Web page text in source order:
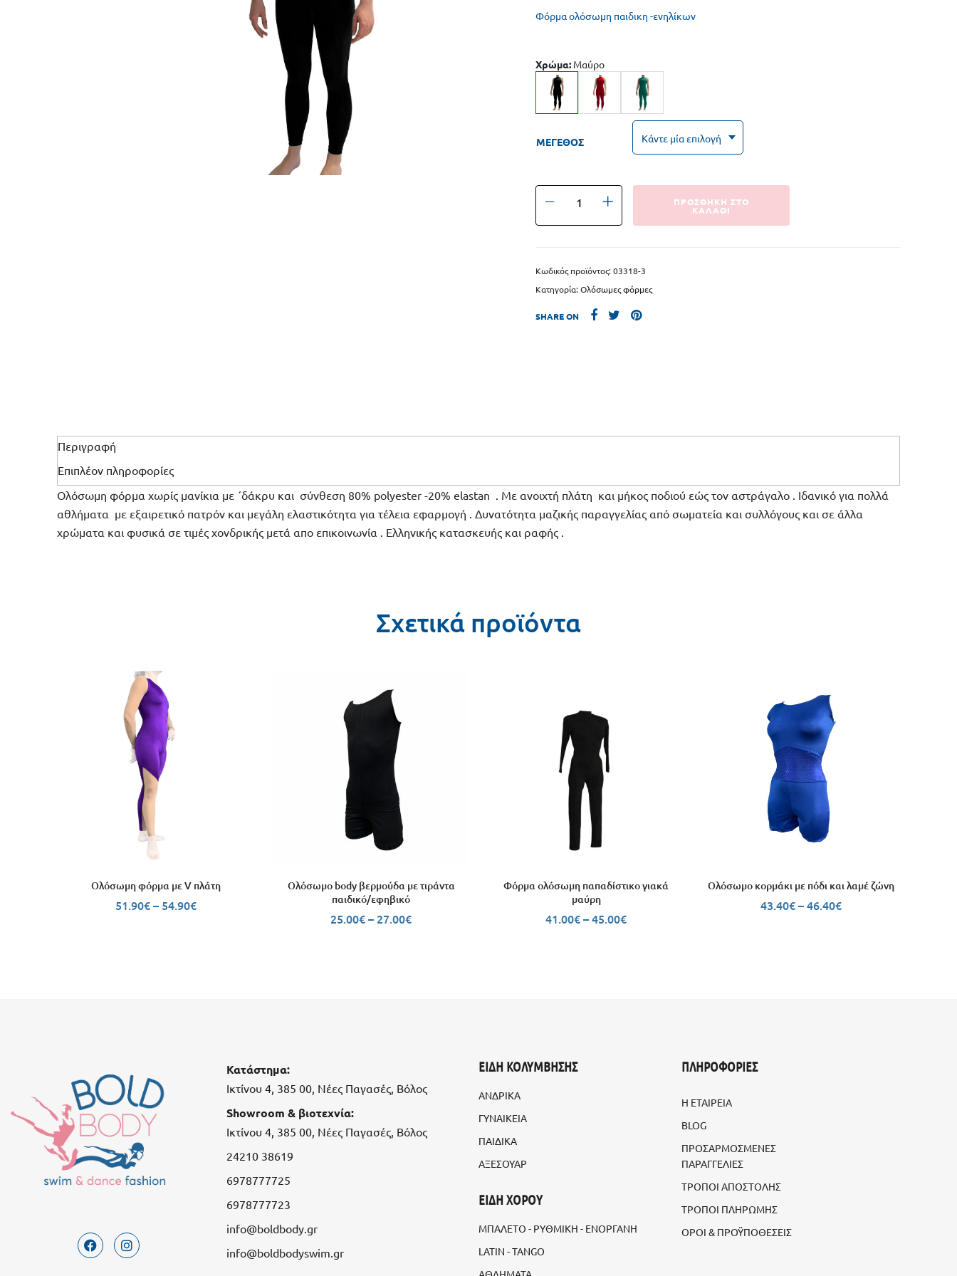
Μαγιό Πάλης – Κωπηλατικά
Baby Swim
Βατραχοπέδιλα
Φόρμα ολόσωμη παιδικη -ενηλίκων
Χρώμα: Μαύρο
ΜΕΓΕΘΟΣ
ΠΡΟΣΘΗΚΗ ΣΤΟ
ΚΑΛΑΘΙ
Κωδικός προϊόντος:03318-3
Κατηγορία:Ολόσωμες φόρμες
SHARE ON
Περιγραφή
Επιπλέον πληροφορίες
Ολόσωμη φόρμα χωρίς μανίκια με ΄δάκρυ και σύνθεση 80% polyester -20% elastan . Με ανοιχτή πλάτη και μήκος ποδιού εώς τον αστράγαλο . Ιδανικό για πολλά
αθλήματα με εξαιρετικό πατρόν και μεγάλη ελαστικότητα για τέλεια εφαρμογή . Δυνατότητα μαζικής παραγγελίας από σωματεία και συλλόγους και σε άλλα
χρώματα και φυσικά σε τιμές χονδρικής μετά απο επικοινωνία . Ελληνικής κατασκευής και ραφής .
Σχετικά προϊόντα
Ολόσωμη φόρμα με V πλάτη
51.90€– 54.90€
Ολόσωμο body βερμούδα με τιράντα
παιδικό/εφηβικό
25.00€– 27.00€
Φόρμα ολόσωμη παπαδίστικο γιακά
μαύρη
41.00€–45.00€
Ολόσωμο κορμάκι με πόδι και λαμέ ζώνη
43.40€–46.40€
Κατάστημα:
Ικτίνου 4, 385 00, Νέες Παγασές, Βόλος
Showroom & βιοτεχνία:
Ικτίνου 4, 385 00, Νέες Παγασές, Βόλος
24210 38619
6978777725
6978777723
info@boldbody.gr
info@boldbodyswim.gr
ΕΙΔΗ ΚΟΛΥΜΒΗΣΗΣ
ΑΝΔΡΙΚΑ
ΓΥΝΑΙΚΕΙΑ
ΠΑΙΔΙΚΑ
ΑΞΕΣΟΥΑΡ
ΕΙΔΗ ΧΟΡΟΥ
ΜΠΑΛΕΤΟ - ΡΥΘΜΙΚΗ - ΕΝΟΡΓΑΝΗ
LATIN - TANGO
ΠΛΗΡΟΦΟΡΙΕΣ
Η ΕΤΑΙΡΕΙΑ
BLOG
ΠΡΟΣΑΡΜΟΣΜΕΝΕΣ
ΠΑΡΑΓΓΕΛΙΕΣ
ΤΡΟΠΟΙ ΑΠΟΣΤΟΛΗΣ
ΤΡΟΠΟΙ ΠΛΗΡΩΜΗΣ
ΟΡΟΙ & ΠΡΟΫΠΟΘΕΣΕΙΣ